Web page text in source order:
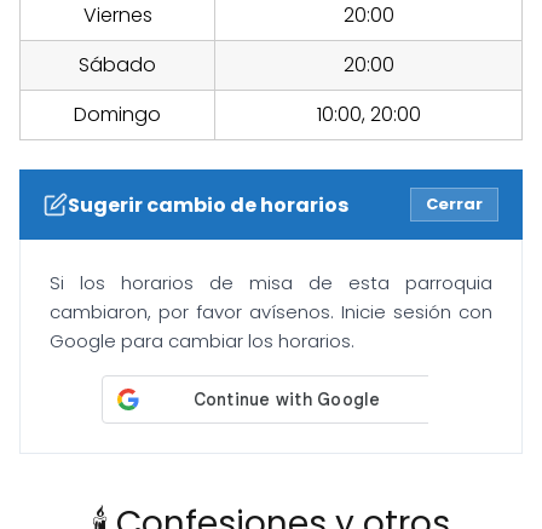
Viernes
20:00
Sábado
20:00
Domingo
10:00, 20:00
Sugerir cambio de horarios Cerrar
Si los horarios de misa de esta parroquia
cambiaron, por favor avísenos. Inicie sesión con
Google para cambiar los horarios.